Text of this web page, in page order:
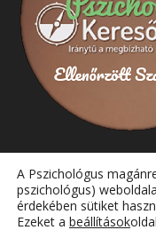
A Pszichológus
pszichológus)
érdekében sütiket
Ezeket a beállítások